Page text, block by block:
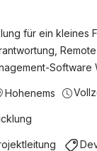
für ein kleines
Software
Hohenems